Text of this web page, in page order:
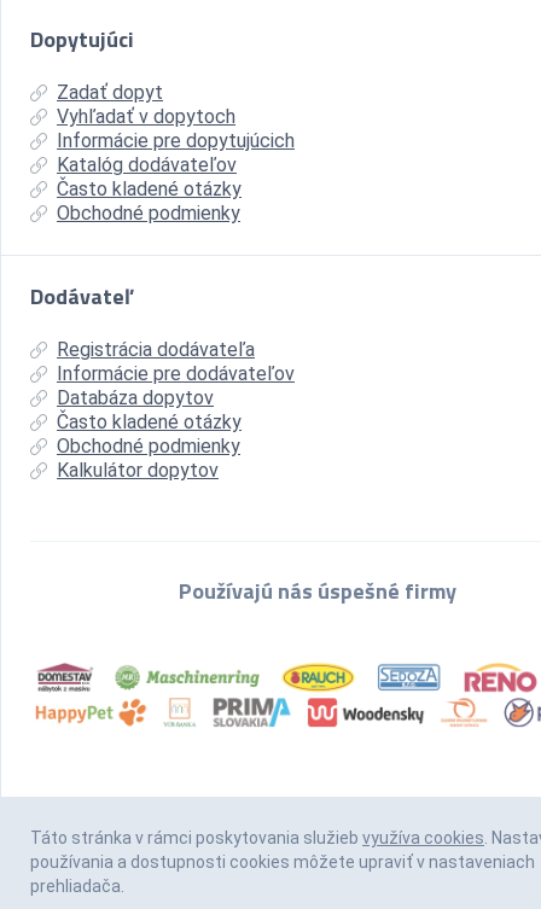
Dopytujúci
Zadať dopyt
Vyhľadať v dopytoch
Informácie pre dopytujúcich
Katalóg dodávateľov
Často kladené otázky
Obchodné podmienky
Dodávateľ
Registrácia dodávateľa
Informácie pre dodávateľov
Databáza dopytov
Často kladené otázky
Obchodné podmienky
Kalkulátor dopytov
Používajú nás úspešné firmy
Táto stránka v rámci poskytovania služieb využíva cookies.
používania a dostupnosti cookies môžete upraviť v nastaveniach
prehliadača.